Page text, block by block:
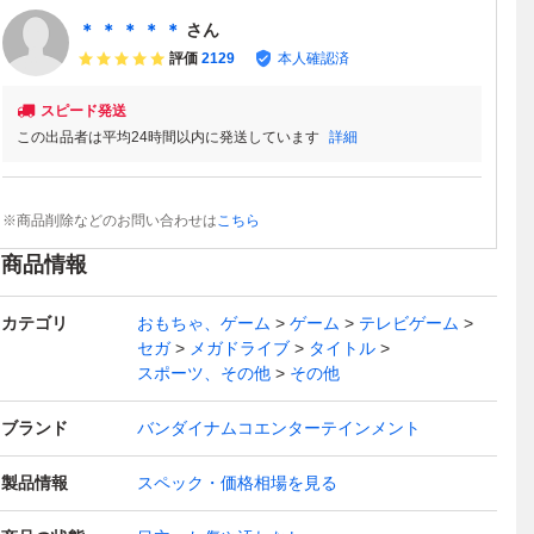
＊ ＊ ＊ ＊ ＊ さん
評価 2129 本人確認済
スピード発送
この出品者は平均24時間以内に発送しています 詳細
※商品削除などのお問い合わせはこちら
商品情報
カテゴリ おもちゃ、ゲーム ゲーム
テレビゲーム
セガ
メガドライブ
タイトル
スポーツ、その他
その他
ブランド バンダイナムコエンターテインメント
製品情報 スペック・価格相場を見る